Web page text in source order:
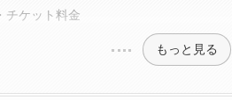
チケット料金
もっと見る